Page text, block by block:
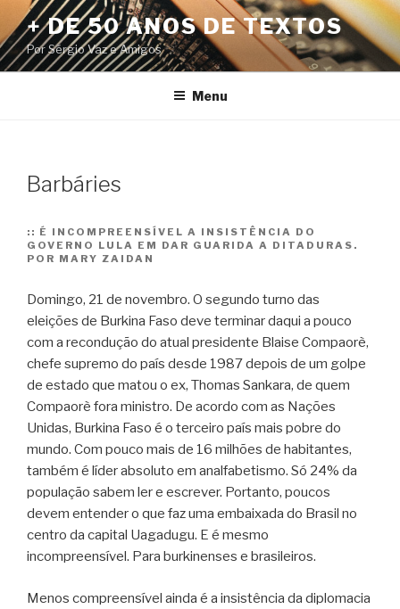
Pular
para
o
conteúdo
+ DE 50 ANOS DE TEXTOS
Por Sérgio Vaz e Amigos
Menu
Barbáries
:: É INCOMPREENSÍVEL A INSISTÊNCIA DO
GOVERNO LULA EM DAR GUARIDA A DITADURAS.
POR MARY ZAIDAN
Domingo, 21 de novembro. O segundo turno das
eleições de Burkina Faso deve terminar daqui a pouco
com a recondução do atual presidente Blaise Compaorè,
chefe supremo do país desde 1987 depois de um golpe
de estado que matou o ex, Thomas Sankara, de quem
Compaorè fora ministro. De acordo com as Nações
Unidas, Burkina Faso é o terceiro país mais pobre do
mundo. Com pouco mais de 16 milhões de habitantes,
também é líder absoluto em analfabetismo. Só 24% da
população sabem ler e escrever. Portanto, poucos
devem entender o que faz uma embaixada do Brasil no
centro da capital Uagadugu. E é mesmo
incompreensível. Para burkinenses e brasileiros.
Menos compreensível ainda é a insistência da diplomacia